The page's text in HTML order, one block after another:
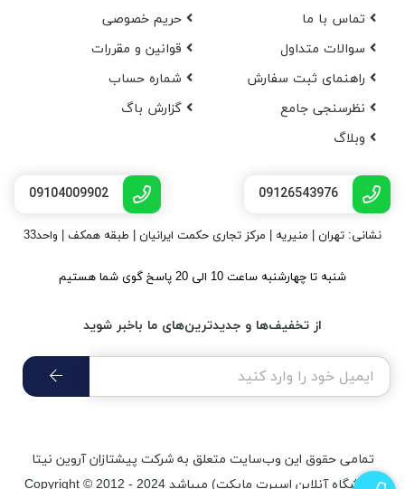
تماس با ما
حریم خصوصی
سوالات متداول
قوانین و مقررات
راهنمای ثبت سفارش
شماره حساب
نظرسنجی جامع
گزارش باگ
وبلاگ
09126543976
09104009902
نشانی: تهران | منیریه | مرکز تجاری حکمت ایرانیان | طبقه همکف | واحد33
شنبه تا چهارشنبه ساعت 10 الی 20 پاسخ گوی شما هستیم
از تخفیف‌ها و جدیدترین‌های ما باخبر شوید
تمامی حقوق اين وب‌سايت متعلق به شرکت پیشتازان آروین نیتا
(فروشگاه آنلاین اسپرت مایکت) میباشد Copyright © 2012 - 2024